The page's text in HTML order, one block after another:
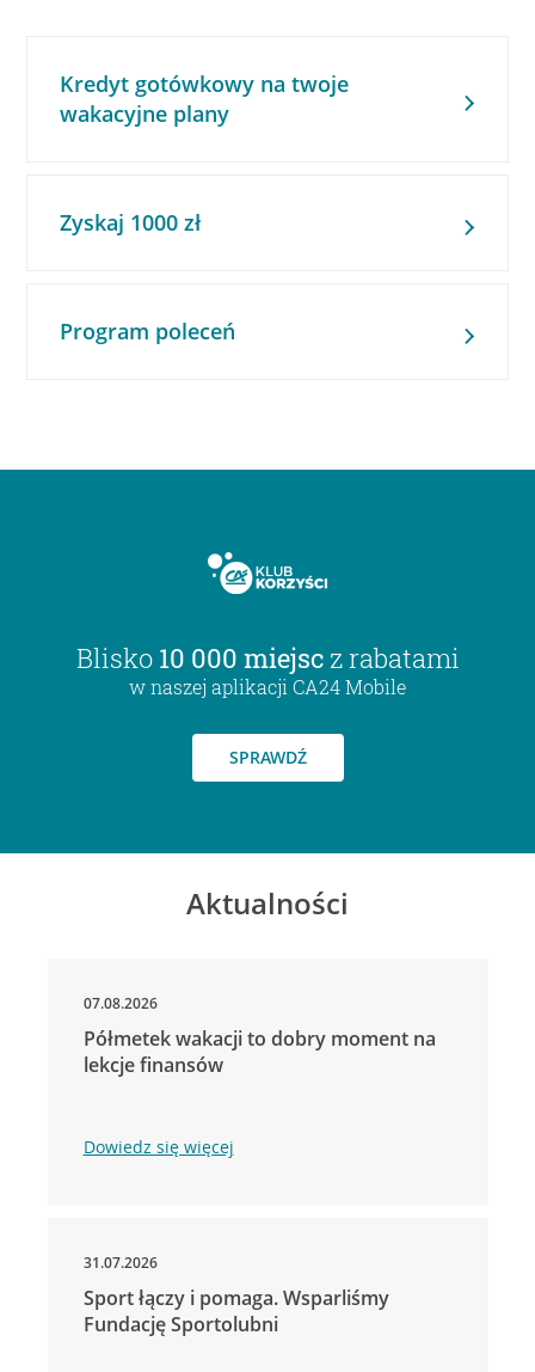
Kredyt gotówkowy na twoje
wakacyjne plany
Zyskaj 1000 zł
Program poleceń
Blisko 10 000 miejsc z rabatami
w naszej aplikacji CA24 Mobile
SPRAWDŹ
Aktualności
07.08.2026
Półmetek wakacji to dobry moment na
lekcje finansów
Dowiedz się więcej
31.07.2026
Sport łączy i pomaga. Wsparliśmy
Fundację Sportolubni